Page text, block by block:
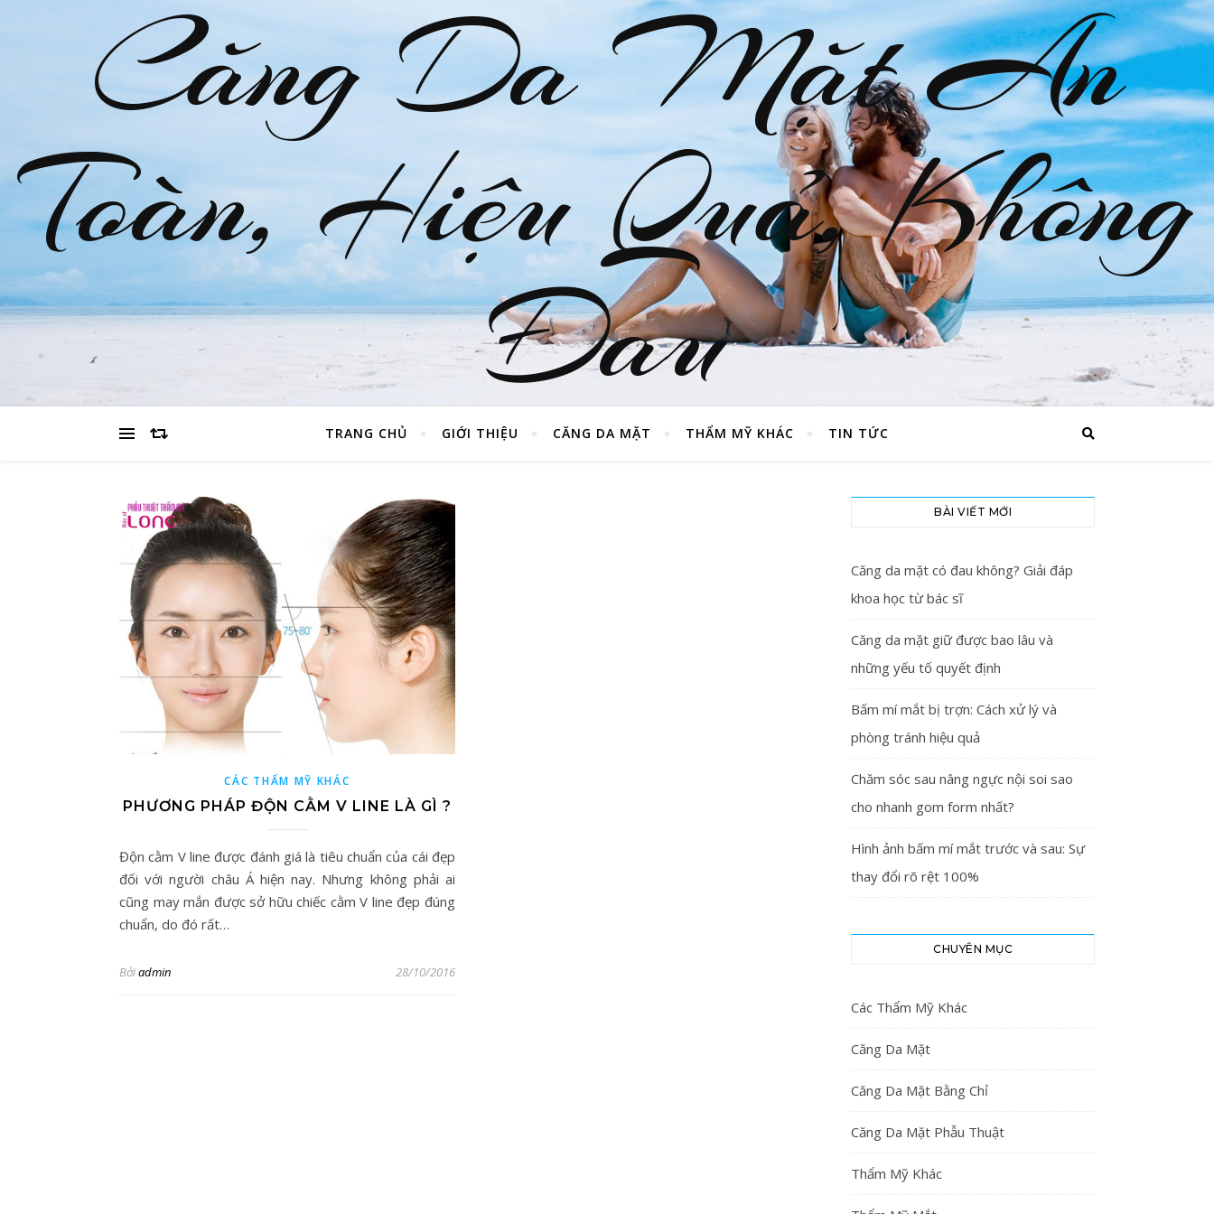
Căng Da Mặt An
Toàn, Hiệu Quả, Không
Đau
TRANG CHỦ GIỚI THIỆU CĂNG DA MẶT THẨM MỸ KHÁC TIN TỨC
CÁC THẨM MỸ KHÁC
PHƯƠNG PHÁP ĐỘN CẰM V LINE LÀ GÌ ?
Độn cằm V line được đánh giá là tiêu chuẩn của cái đẹp
đối với người châu Á hiện nay. Nhưng không phải ai
cũng may mắn được sở hữu chiếc cằm V line đẹp đúng
chuẩn, do đó rất…
Bởiadmin 28/10/2016
BÀI VIẾT MỚI
Căng da mặt có đau không? Giải đáp
khoa học từ bác sĩ
Căng da mặt giữ được bao lâu và
những yếu tố quyết định
Bấm mí mắt bị trợn: Cách xử lý và
phòng tránh hiệu quả
Chăm sóc sau nâng ngực nội soi sao
cho nhanh gom form nhất?
Hình ảnh bấm mí mắt trước và sau: Sự
thay đổi rõ rệt 100%
CHUYÊN MỤC
Các Thẩm Mỹ Khác
Căng Da Mặt
Căng Da Mặt Bằng Chỉ
Căng Da Mặt Phẫu Thuật
Thẩm Mỹ Khác